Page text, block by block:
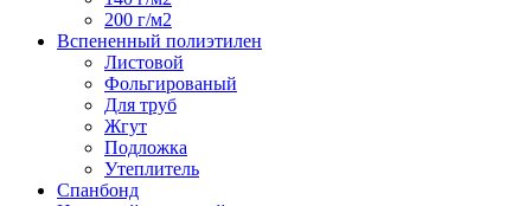
200 г/м2
Вспененный полиэтилен
Листовой
Фольгированый
Для труб
Жгут
Подложка
Утеплитель
Спанбонд